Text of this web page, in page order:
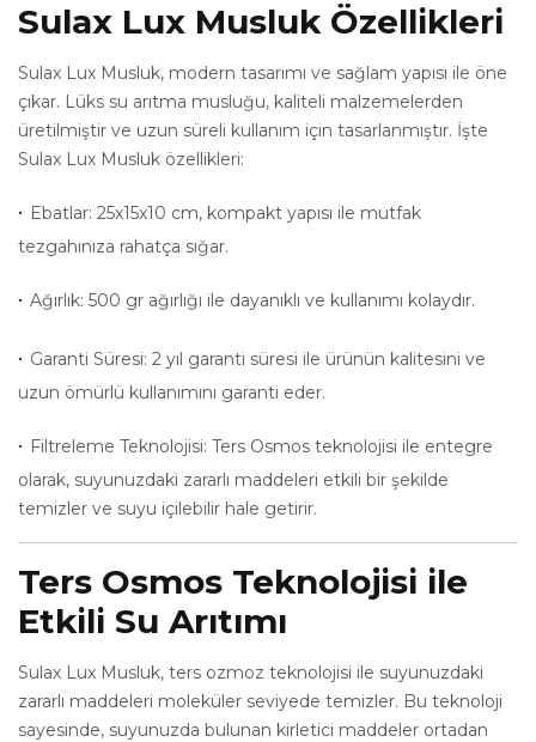
Sulax Lux Musluk Özellikleri
Sulax Lux Musluk, modern tasarımı ve sağlam yapısı ile öne
çıkar. Lüks su arıtma musluğu, kaliteli malzemelerden
üretilmiştir ve uzun süreli kullanım için tasarlanmıştır. İşte
Sulax Lux Musluk özellikleri:
· Ebatlar: 25x15x10 cm, kompakt yapısı ile mutfak
tezgahınıza rahatça sığar.
· Ağırlık: 500 gr ağırlığı ile dayanıklı ve kullanımı kolaydır.
· Garanti Süresi: 2 yıl garanti süresi ile ürünün kalitesini ve
uzun ömürlü kullanımını garanti eder.
· Filtreleme Teknolojisi: Ters Osmos teknolojisi ile entegre
olarak, suyunuzdaki zararlı maddeleri etkili bir şekilde
temizler ve suyu içilebilir hale getirir.
Ters Osmos Teknolojisi ile
Etkili Su Arıtımı
Sulax Lux Musluk, ters ozmoz teknolojisi ile suyunuzdaki
zararlı maddeleri moleküler seviyede temizler. Bu teknoloji
sayesinde, suyunuzda bulunan kirletici maddeler ortadan